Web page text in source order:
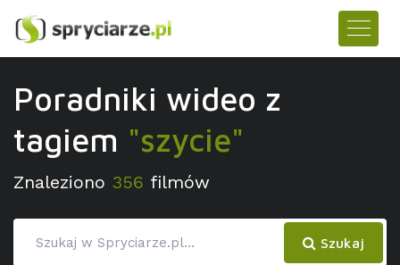
Poradniki wideo z
tagiem "szycie"
Znaleziono 356 filmów
Szukaj